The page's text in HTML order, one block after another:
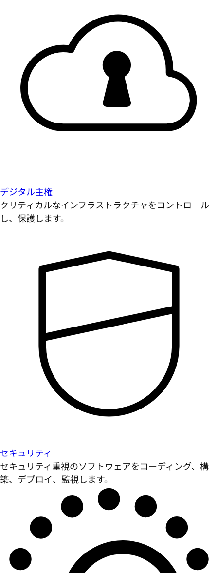
デジタル主権
クリティカルなインフラストラクチャをコントロール
し、保護します。
セキュリティ
セキュリティ重視のソフトウェアをコーディング、構
築、デプロイ、監視します。